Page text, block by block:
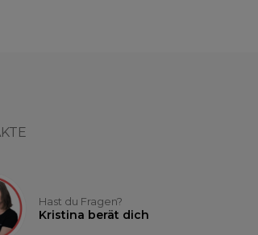
Hast du Fragen?
Kristina berät dich